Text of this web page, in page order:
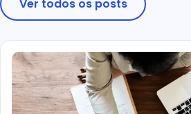
Ver todos os posts